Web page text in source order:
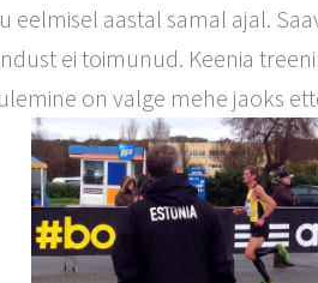
aastal samal ajal.
ei toimunud. Keenia
on valge mehe jaoks